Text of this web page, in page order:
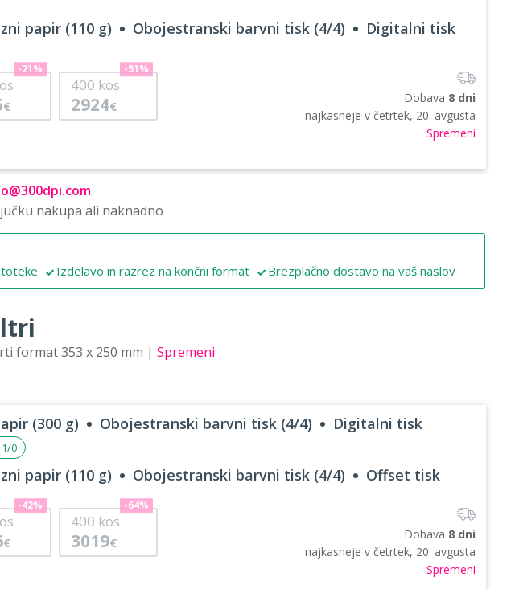
papir (110 g) Obojestranski barvni tisk (4/4) Digitalni tisk
€
-21%
400 kos
2924€
-51%
Dobava 8 dni
najkasneje v četrtek, 20. avgusta
Spremeni
nakupa ali naknadno
Izdelavo in razrez na končni format Brezplačno dostavo na vaš naslov
format 353 x 250 mm | Spremeni
(300 g) Obojestranski barvni tisk (4/4) Digitalni tisk
0
papir (110 g) Obojestranski barvni tisk (4/4) Offset tisk
€
-42%
400 kos
3019€
-64%
Dobava 8 dni
najkasneje v četrtek, 20. avgusta
Spremeni